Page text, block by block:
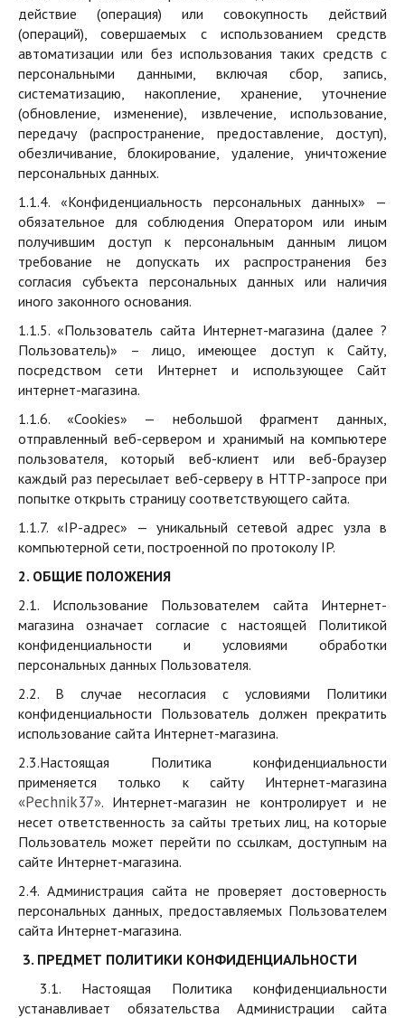
действие (операция) или совокупность действий
(операций), совершаемых с использованием средств
автоматизации или без использования таких средств с
персональными данными, включая сбор, запись,
систематизацию, накопление, хранение, уточнение
(обновление, изменение), извлечение, использование,
передачу (распространение, предоставление, доступ),
обезличивание, блокирование, удаление, уничтожение
персональных данных.
1.1.4. «Конфиденциальность персональных данных» —
обязательное для соблюдения Оператором или иным
получившим доступ к персональным данным лицом
требование не допускать их распространения без
согласия субъекта персональных данных или наличия
иного законного основания.
1.1.5. «Пользователь сайта Интернет-магазина (далее ?
Пользователь)» – лицо, имеющее доступ к Сайту,
посредством сети Интернет и использующее Сайт
интернет-магазина.
1.1.6. «Cookies» — небольшой фрагмент данных,
отправленный веб-сервером и хранимый на компьютере
пользователя, который веб-клиент или веб-браузер
каждый раз пересылает веб-серверу в HTTP-запросе при
попытке открыть страницу соответствующего сайта.
1.1.7. «IP-адрес» — уникальный сетевой адрес узла в
компьютерной сети, построенной по протоколу IP.
2. ОБЩИЕ ПОЛОЖЕНИЯ
2.1. Использование Пользователем сайта Интернет-
магазина означает согласие с настоящей Политикой
конфиденциальности и условиями обработки
персональных данных Пользователя.
2.2. В случае несогласия с условиями Политики
конфиденциальности Пользователь должен прекратить
использование сайта Интернет-магазина.
2.3.Настоящая Политика конфиденциальности
применяется только к сайту Интернет-магазина
«Pechnik37». Интернет-магазин не контролирует и не
несет ответственность за сайты третьих лиц, на которые
Пользователь может перейти по ссылкам, доступным на
сайте Интернет-магазина.
2.4. Администрация сайта не проверяет достоверность
персональных данных, предоставляемых Пользователем
сайта Интернет-магазина.
3. ПРЕДМЕТ ПОЛИТИКИ КОНФИДЕНЦИАЛЬНОСТИ
3.1. Настоящая Политика конфиденциальности
устанавливает обязательства Администрации сайта